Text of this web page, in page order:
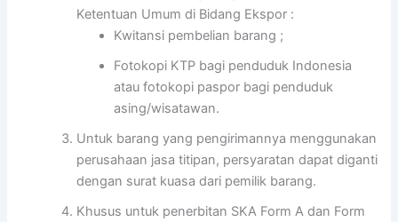
Ketentuan Umum di Bidang Ekspor :
Kwitansi pembelian barang ;
Fotokopi KTP bagi penduduk Indonesia
atau fotokopi paspor bagi penduduk
asing/wisatawan.
Untuk barang yang pengirimannya menggunakan
perusahaan jasa titipan, persyaratan dapat diganti
dengan surat kuasa dari pemilik barang.
Khusus untuk penerbitan SKA Form A dan Form